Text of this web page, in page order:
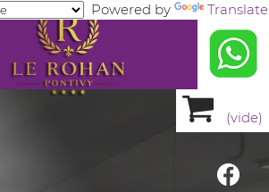
Powered by Translate
(vide)